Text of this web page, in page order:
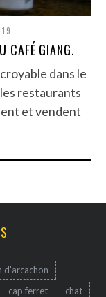
CAFÉ GIANG.
dans le
restaurants
et vendent
d'arcachon
cap ferret
chat